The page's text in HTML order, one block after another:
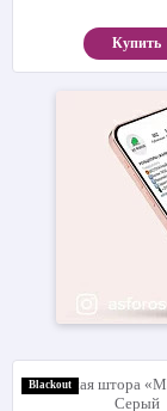
Купить
Blackout
Рулонная штора
Серый